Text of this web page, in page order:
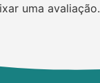
uma avaliação.